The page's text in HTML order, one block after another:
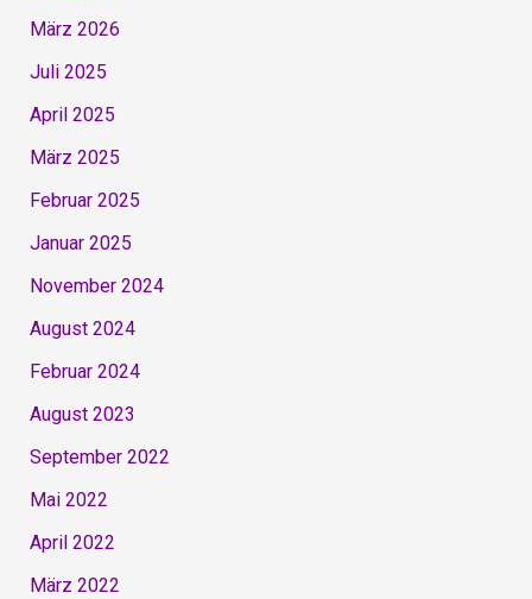
März 2026
Juli 2025
April 2025
März 2025
Februar 2025
Januar 2025
November 2024
August 2024
Februar 2024
August 2023
September 2022
Mai 2022
April 2022
März 2022